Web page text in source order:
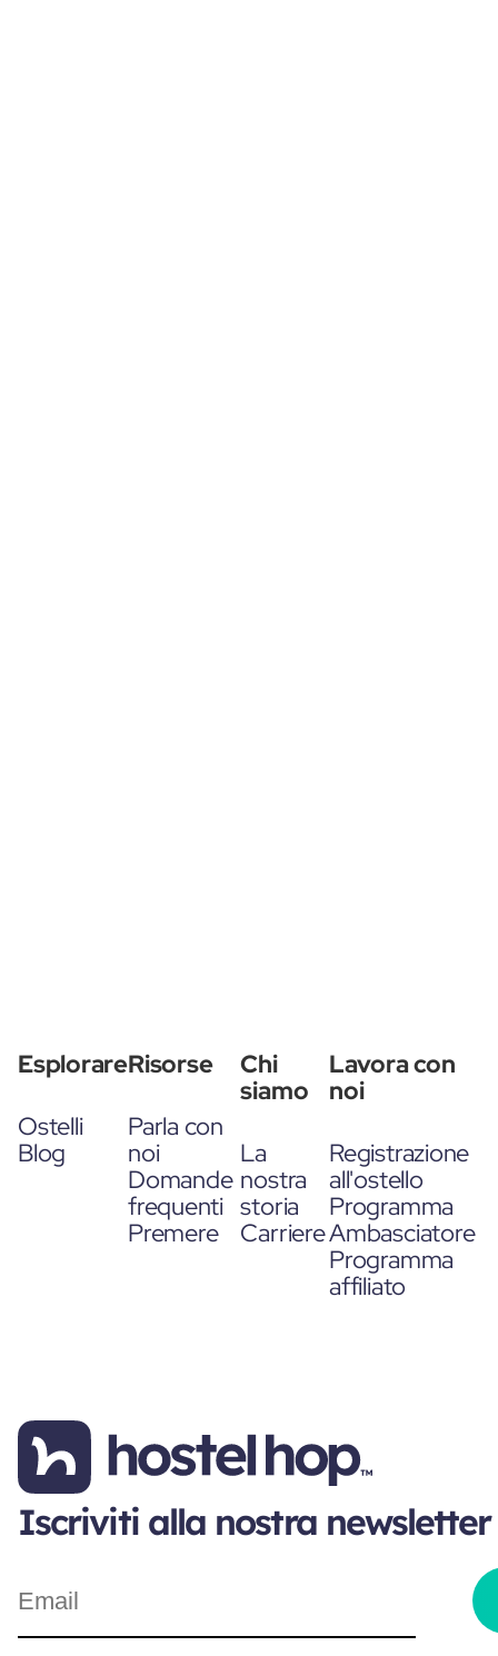
Esplorare
Ostelli
Blog
Risorse
Parla con
noi
Domande
frequenti
Premere
Chi
siamo
La
nostra
storia
Carriere
Lavora con
noi
Registrazione
all'ostello
Programma
Ambasciatore
Programma
affiliato
Iscriviti alla nostra newsletter